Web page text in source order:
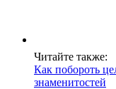
Читайте также:
Как побороть
знаменитостей